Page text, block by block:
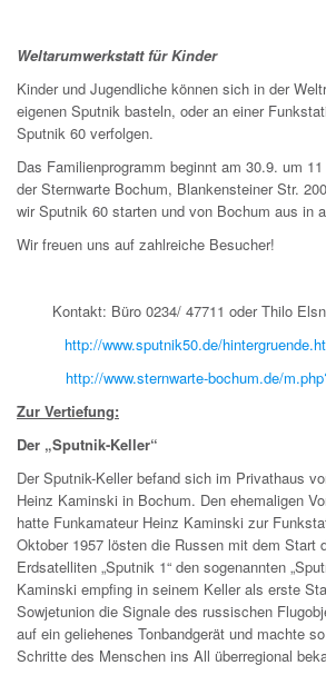
Weltarumwerkstatt für Kinder
Kinder und Jugendliche können sich in der
eigenen Sputnik basteln, oder an einer
Sputnik 60 verfolgen.
Das Familienprogramm beginnt am 30.9. um
der Sternwarte Bochum, Blankensteiner Str.
wir Sputnik 60 starten und von Bochum aus in
Wir freuen uns auf zahlreiche Besucher!
Kontakt: Büro 0234/ 47711 oder Thilo
http://www.sputnik50.de/
http://www.sternwarte-bochum.de/
Zur Vertiefung:
Der „Sputnik-Keller“
Der Sputnik-Keller befand sich im Privathaus
Heinz Kaminski in Bochum. Den ehemaligen
hatte Funkamateur Heinz Kaminski zur
Oktober 1957 lösten die Russen mit dem Start
Erdsatelliten „Sputnik 1“ den sogenannten
Kaminski empfing in seinem Keller als erste
Sowjetunion die Signale des russischen
auf ein geliehenes Tonbandgerät und machte
Schritte des Menschen ins All überregional